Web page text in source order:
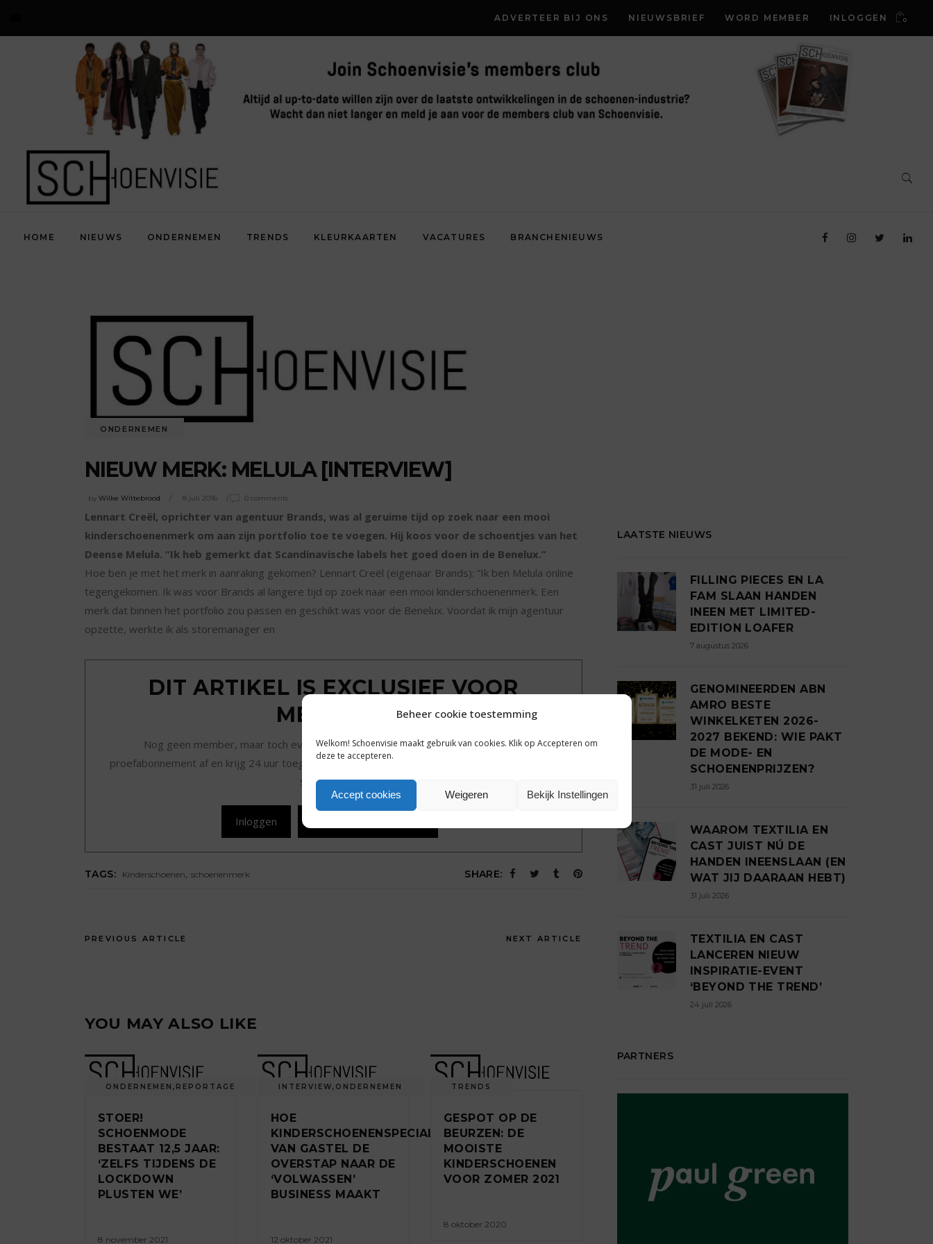
Beheer cookie toestemming
Welkom! Schoenvisie maakt gebruik van cookies. Klik op Accepteren om
deze te accepteren.
Accept cookies Weigeren Bekijk Instellingen
ADVERTEER BIJ ONS NIEUWSBRIEF WORD MEMBER INLOGGEN 0
HOME NIEUWS ONDERNEMEN TRENDS KLEURKAARTEN VACATURES BRANCHENIEUWS
ONDERNEMEN
NIEUW MERK: MELULA [INTERVIEW]
by Wilke Wittebrood 8 juli 2016 0 comments
Lennart Creël, oprichter van agentuur Brands, was al geruime tijd op zoek naar een mooi
kinderschoenenmerk om aan zijn portfolio toe te voegen. Hij koos voor de schoentjes van het
Deense Melula. “Ik heb gemerkt dat Scandinavische labels het goed doen in de Benelux.”
Hoe ben je met het merk in aanraking gekomen? Lennart Creël (eigenaar Brands): “Ik ben Melula online
tegengekomen. Ik was voor Brands al langere tijd op zoek naar een mooi kinderschoenenmerk. Een
merk dat binnen het portfolio zou passen en geschikt was voor de Benelux. Voordat ik mijn agentuur
opzette, werkte ik als storemanager en
DIT ARTIKEL IS EXCLUSIEF VOOR
MEMBERS
Nog geen member, maar toch even rondkijken achter de poort? Sluit een gratis
proefabonnement af en krijg 24 uur toegang tot alle plusartikelen en het complete archief van
Schoenvisie.nl.
Inloggen
TAGS: Kinderschoenen,schoenenmerk SHARE:
PREVIOUS ARTICLE NEXT ARTICLE
YOU MAY ALSO LIKE
ONDERNEMEN , REPORTAGE
STOER!
SCHOENMODE
BESTAAT 12,5 JAAR:
‘ZELFS TIJDENS DE
LOCKDOWN
PLUSTEN WE’
8 november 2021
INTERVIEW, ONDERNEMEN
HOE
KINDERSCHOENENSPECIALIST
VAN GASTEL DE
OVERSTAP NAAR DE
‘VOLWASSEN’
BUSINESS MAAKT
12 oktober 2021
TRENDS
GESPOT OP DE
BEURZEN: DE
MOOISTE
KINDERSCHOENEN
VOOR ZOMER 2021
8 oktober 2020
LAATSTE NIEUWS
FILLING PIECES EN LA
FAM SLAAN HANDEN
INEEN MET LIMITED-
EDITION LOAFER
7 augustus 2026
GENOMINEERDEN ABN
AMRO BESTE
WINKELKETEN 2026-
2027 BEKEND: WIE PAKT
DE MODE- EN
SCHOENENPRIJZEN?
31 juli 2026
WAAROM TEXTILIA EN
CAST JUIST NÚ DE
HANDEN INEENSLAAN (EN
WAT JIJ DAARAAN HEBT)
31 juli 2026
TEXTILIA EN CAST
LANCEREN NIEUW
INSPIRATIE-EVENT
‘BEYOND THE TREND’
24 juli 2026
PARTNERS